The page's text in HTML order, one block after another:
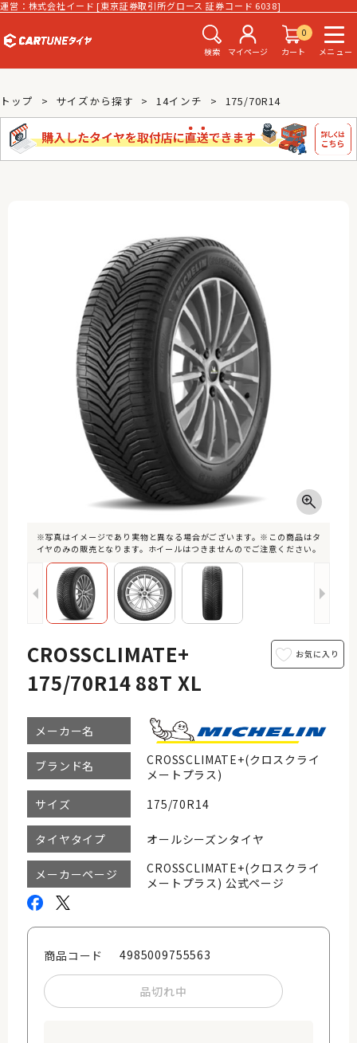
運営：株式会社イード [東京証券取引所グロース 証券コード 6038]
検索 マイページ
0
カート
メニュー
トップ サイズから探す 14インチ 175/70R14
※写真はイメージであり実物と異なる場合がございます。※この商品はタ
イヤのみの販売となります。ホイールはつきませんのでご注意ください。
CROSSCLIMATE+
175/70R14 88T XL
メーカー名
ブランド名
CROSSCLIMATE+(クロスクライ
メートプラス)
サイズ
175/70R14
タイヤタイプ オールシーズンタイヤ
メーカーページ
CROSSCLIMATE+(クロスクライ
メートプラス) 公式ページ
商品コード 4985009755563
品切れ中